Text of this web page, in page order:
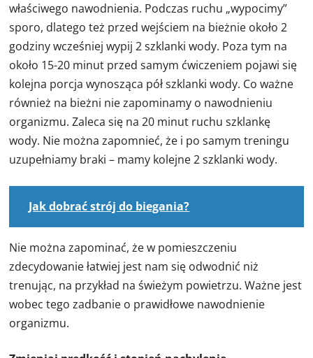
właściwego nawodnienia. Podczas ruchu „wypocimy”
sporo, dlatego też przed wejściem na bieżnie około 2
godziny wcześniej wypij 2 szklanki wody. Poza tym na
około 15-20 minut przed samym ćwiczeniem pojawi się
kolejna porcja wynosząca pół szklanki wody. Co ważne
również na bieżni nie zapominamy o nawodnieniu
organizmu. Zaleca się na 20 minut ruchu szklankę
wody. Nie można zapomnieć, że i po samym treningu
uzupełniamy braki – mamy kolejne 2 szklanki wody.
Jak dobrać strój do biegania?
Nie można zapominać, że w pomieszczeniu
zdecydowanie łatwiej jest nam się odwodnić niż
trenując, na przykład na świeżym powietrzu. Ważne jest
wobec tego zadbanie o prawidłowe nawodnienie
organizmu.